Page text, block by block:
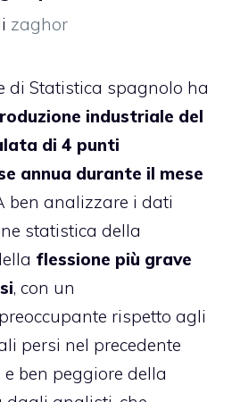
zaghor
di Statistica spagnolo ha
industriale del
di 4 punti
annua durante il mese
ben analizzare i dati
statistica della
flessione più grave
, con un
rispetto agli
persi nel precedente
e ben peggiore della